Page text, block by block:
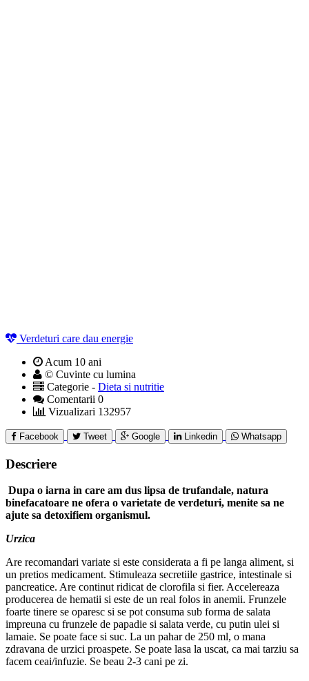
Verdeturi care dau energie
Acum 10 ani
© Cuvinte cu lumina
Categorie - Dieta si nutritie
Comentarii 0
Vizualizari 132957
Facebook Tweet Google Linkedin Whatsapp
Descriere
Dupa o iarna in care am dus lipsa de trufandale, natura
binefacatoare ne ofera o varietate de verdeturi, menite sa ne
ajute sa detoxifiem organismul.
Urzica
Are recomandari variate si este considerata a fi pe langa aliment, si
un pretios medicament. Stimuleaza secretiile gastrice, intestinale si
pancreatice. Are continut ridicat de clorofila si fier. Accelereaza
producerea de hematii si este de un real folos in anemii. Frunzele
foarte tinere se oparesc si se pot consuma sub forma de salata
impreuna cu frunzele de papadie si salata verde, cu putin ulei si
lamaie. Se poate face si suc. La un pahar de 250 ml, o mana
zdravana de urzici proaspete. Se poate lasa la uscat, ca mai tarziu sa
facem ceai/infuzie. Se beau 2-3 cani pe zi.